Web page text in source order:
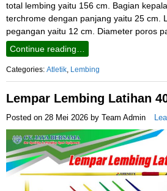
total lembing yaitu 156 cm. Bagian
terchrome dengan panjang yaitu 25 cm.
pegangan yaitu 12 cm. Diameter poros
Continue reading…
Categories: Atletik Lembing
Lempar Lembing Latihan
Posted on 28 Mei 2026 by Team Admin